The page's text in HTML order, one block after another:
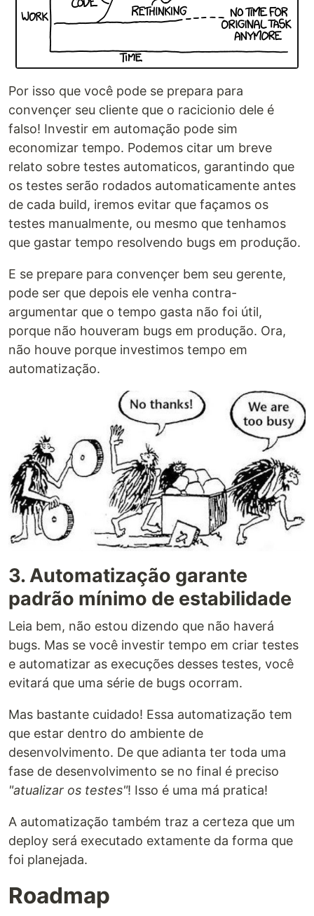
Por isso que você pode se prepara para
convençer seu cliente que o racicionio dele é
falso! Investir em automação pode sim
economizar tempo. Podemos citar um breve
relato sobre testes automaticos, garantindo que
os testes serão rodados automaticamente antes
de cada build, iremos evitar que façamos os
testes manualmente, ou mesmo que tenhamos
que gastar tempo resolvendo bugs em produção.
E se prepare para convençer bem seu gerente,
pode ser que depois ele venha contra-
argumentar que o tempo gasta não foi útil,
porque não houveram bugs em produção. Ora,
não houve porque investimos tempo em
automatização.
3. Automatização garante
padrão mínimo de estabilidade
Leia bem, não estou dizendo que não haverá
bugs. Mas se você investir tempo em criar testes
e automatizar as execuções desses testes, você
evitará que uma série de bugs ocorram.
Mas bastante cuidado! Essa automatização tem
que estar dentro do ambiente de
desenvolvimento. De que adianta ter toda uma
fase de desenvolvimento se no final é preciso
"atualizar os testes"! Isso é uma má pratica!
A automatização também traz a certeza que um
deploy será executado extamente da forma que
foi planejada.
Roadmap